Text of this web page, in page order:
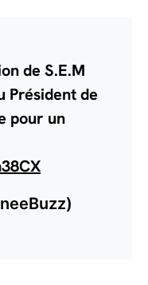
de S.E.M
Président de
pour un